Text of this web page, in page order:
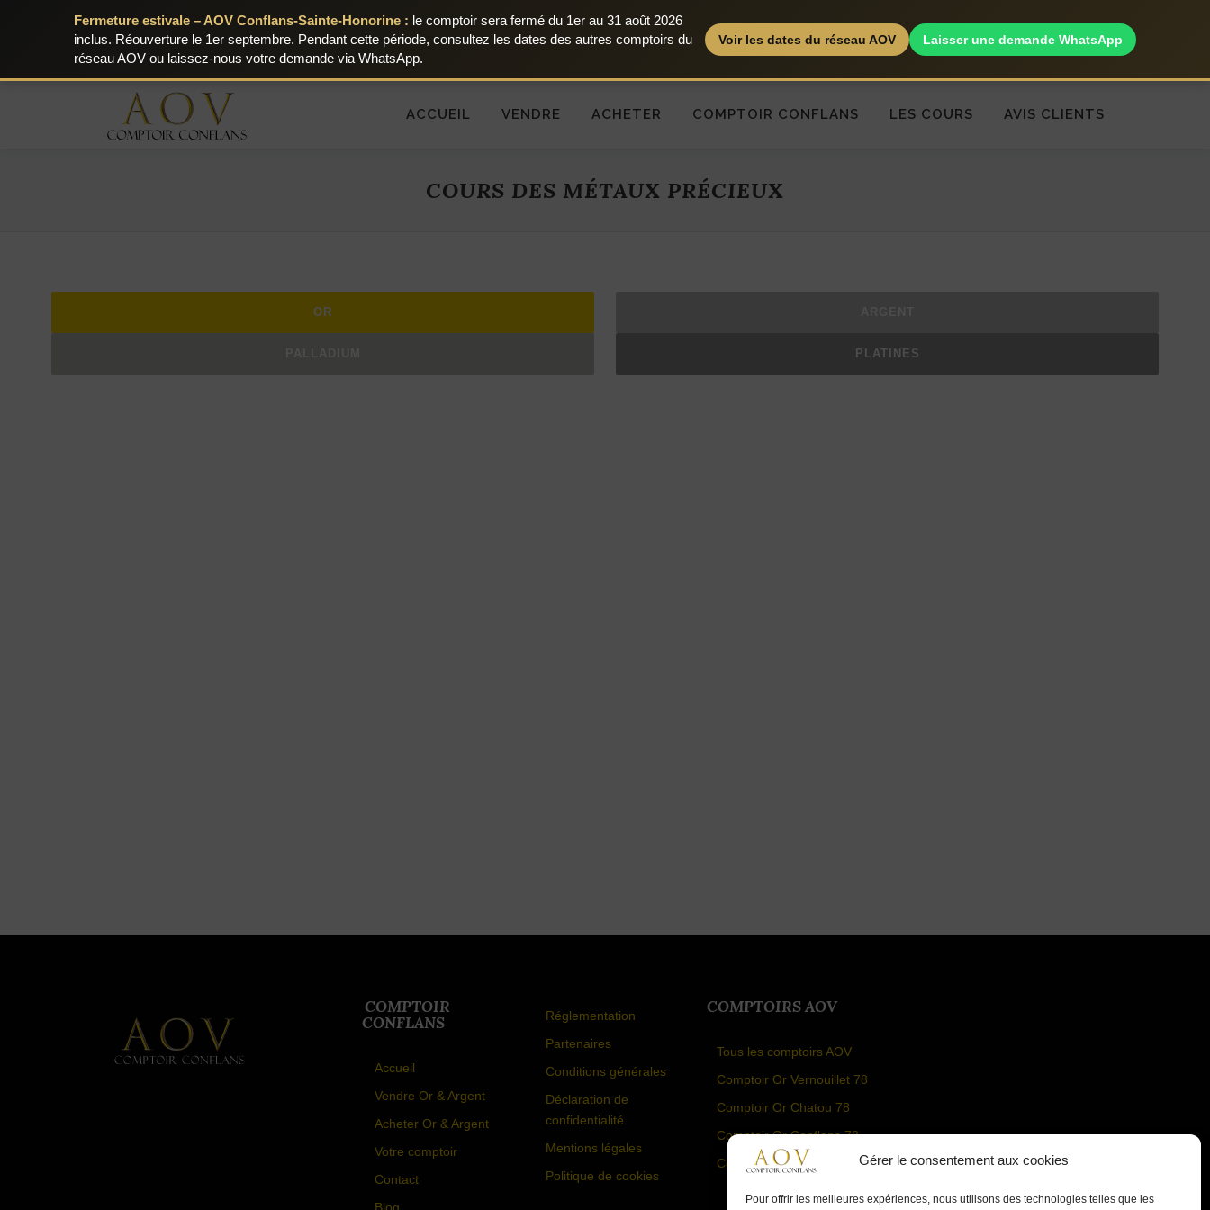
Gérer le consentement aux cookies
Pour offrir les meilleures expériences, nous utilisons des technologies telles que les
Fermeture estivale – AOV Conflans-Sainte-Honorine : le comptoir sera fermé du 1er au 31 août 2026
inclus. Réouverture le 1er septembre. Pendant cette période, consultez les dates des autres comptoirs du
réseau AOV ou laissez-nous votre demande via WhatsApp.
Voir les dates du réseau AOV Laisser une demande WhatsApp
ACCUEIL VENDRE ACHETER COMPTOIR CONFLANS LES COURS AVIS CLIENTS
COURS DES MÉTAUX PRÉCIEUX
OR
PLATINES
COMPTOIR
CONFLANS
Accueil
Vendre Or & Argent
Acheter Or & Argent
Votre comptoir
Contact
Réglementation
Partenaires
Conditions générales
Déclaration de
confidentialité
Mentions légales
Politique de cookies
COMPTOIRS AOV
Tous les comptoirs AOV
Comptoir Or Vernouillet 78
Comptoir Or Chatou 78
Comptoir Or Conflans 78
Comptoir Or Bois D'Arcy 78